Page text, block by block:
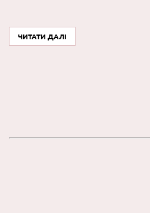
ЧИТАТИ ДАЛІ